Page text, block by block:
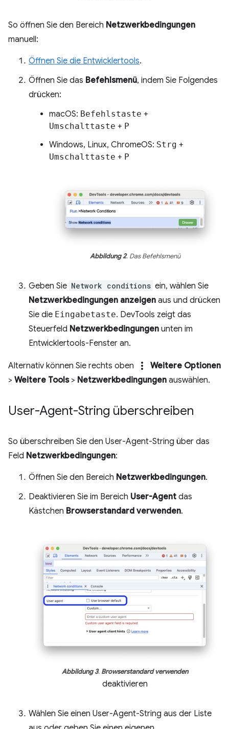
So öffnen Sie den Bereich Netzwerkbedingungen
manuell:
Öffnen Sie die Entwicklertools.
Öffnen Sie das Befehlsmenü, indem Sie Folgendes
drücken:
macOS: Befehlstaste +
Umschalttaste + P
Windows, Linux, ChromeOS: Strg +
Umschalttaste + P
Abbildung 2. Das Befehlsmenü
Geben Sie Network conditions ein, wählen Sie
Netzwerkbedingungen anzeigen aus und drücken
Sie die Eingabetaste. DevTools zeigt das
Steuerfeld Netzwerkbedingungen unten im
Entwicklertools-Fenster an.
Alternativ können Sie rechts oben more_vert
Weitere Optionen
> Weitere Tools> Netzwerkbedingungen auswählen.
User-Agent-String überschreiben
So überschreiben Sie den User-Agent-String über das
Feld Netzwerkbedingungen:
Öffnen Sie den Bereich Netzwerkbedingungen.
Deaktivieren Sie im Bereich User-Agent das
Kästchen Browserstandard verwenden.
Abbildung 3. Browserstandard verwenden
deaktivieren
Wählen Sie einen User-Agent-String aus der Liste